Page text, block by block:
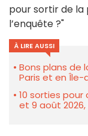
pour sortir de la
l’enquête ?"
À LIRE AUSSI
Bons plans de
Paris et en Île-
10 sorties pour
et 9 août